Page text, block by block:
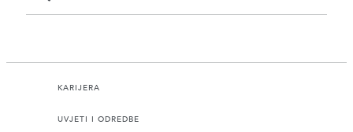
KARIJERA
UVJETI I ODREDBE